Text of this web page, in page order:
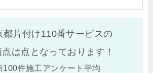
都片付け110番サービスの
点は点となっております！
件施工アンケート平均